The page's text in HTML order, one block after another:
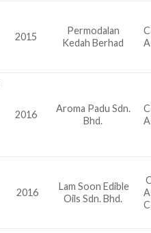
2015
Permodalan
Kedah Berhad
2016
Aroma Padu Sdn.
Bhd.
2016
Lam Soon Edible
Oils Sdn. Bhd.